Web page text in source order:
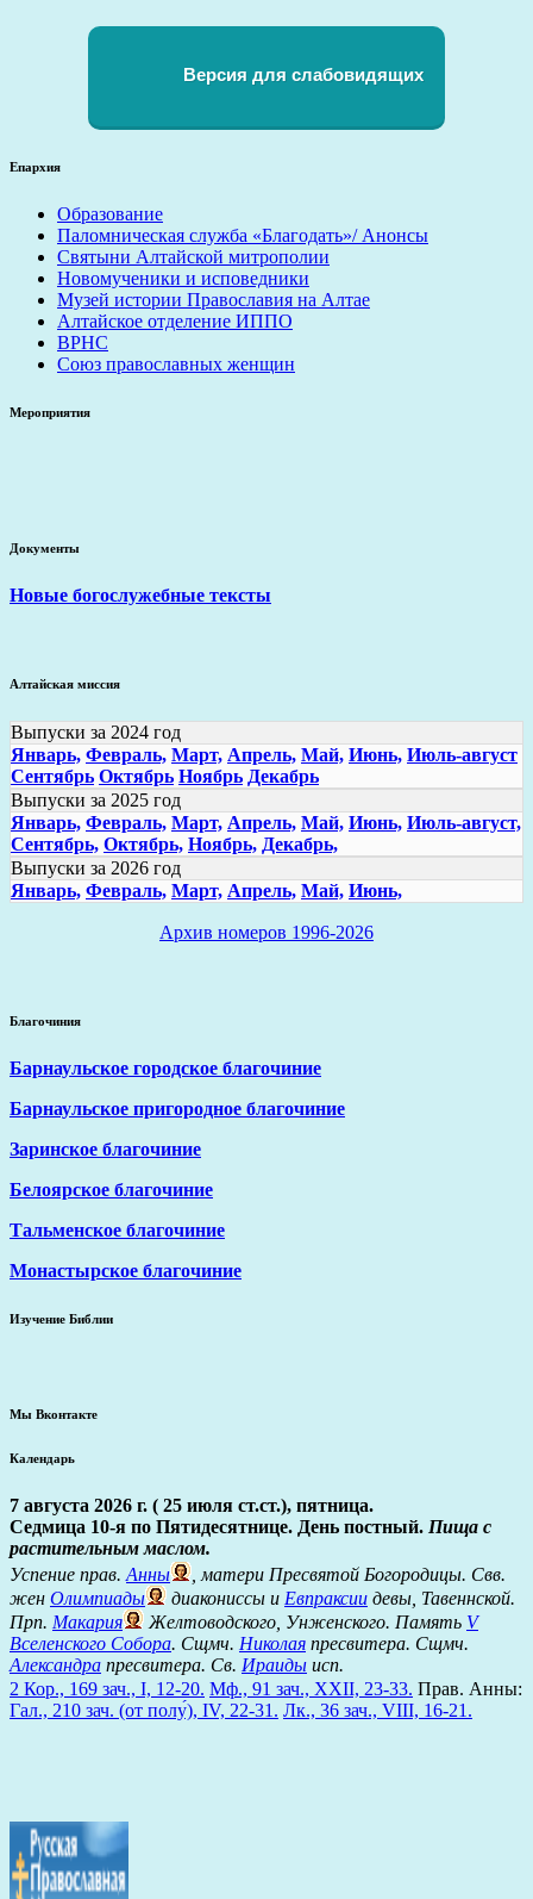
Версия для слабовидящих
Епархия
Образование
Паломническая служба «Благодать»/ Анонсы
Святыни Алтайской митрополии
Новомученики и исповедники
Музей истории Православия на Алтае
Алтайское отделение ИППО
ВРНС
Союз православных женщин
Мероприятия
Документы
Новые богослужебные тексты
Алтайская миссия
Выпуски за 2024 год
Январь, Февраль, Март, Апрель, Май, Июнь, Июль-август
Сентябрь Октябрь Ноябрь Декабрь
Выпуски за 2025 год
Январь, Февраль, Март, Апрель, Май, Июнь, Июль-август,
Сентябрь, Октябрь, Ноябрь, Декабрь,
Выпуски за 2026 год
Январь, Февраль, Март, Апрель, Май, Июнь,
Архив номеров 1996-2026
Благочиния
Барнаульское городское благочиние
Барнаульское пригородное благочиние
Заринское благочиние
Белоярское благочиние
Тальменское благочиние
Монастырское благочиние
Изучение Библии
Мы Вконтакте
Календарь
7 августа 2026 г. ( 25 июля ст.ст.), пятница.
Седмица 10-я по Пятидесятнице. День постный. Пища с
растительным маслом.
Успение прав. Анны
, матери Пресвятой Богородицы. Свв.
жен Олимпиады диакониссы и Евпраксии девы, Тавеннской.
Прп. Макария Желтоводского, Унженского. Память V
Вселенского Собора. Сщмч. Николая пресвитера. Сщмч.
Александра пресвитера. Св. Ираиды исп.
2 Кор., 169 зач., I, 12-20. Мф., 91 зач., XXII, 23-33. Прав. Анны:
Гал., 210 зач. (от полу́), IV, 22-31. Лк., 36 зач., VIII, 16-21.